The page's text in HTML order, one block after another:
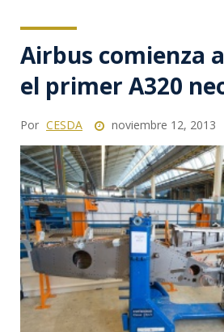
Airbus comienza
el primer A320
Por CESDA noviembre 12, 2013